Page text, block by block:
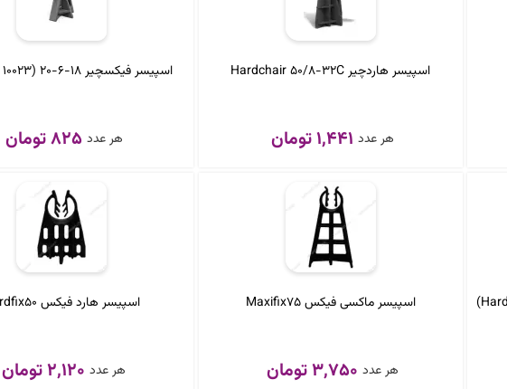
اسپیسر هاردچیر Hardchair 50/8-32C
1,441 تومان هر عدد
اسپیسر فیکسچیر 18-6-20 (Fixchair 10023)
825 تومان هر عدد
اسپیسر ماکسی فیکس Maxifix75
3,750 تومان هر عدد
اسپیسر هارد فیکس Hardfix50
2,120 تومان هر عدد